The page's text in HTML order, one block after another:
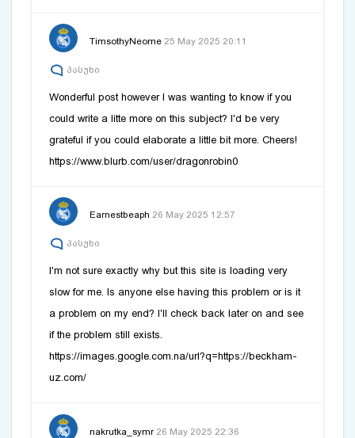
TimsothyNeome 25 May 2025 20:11
პასუხი
Wonderful post however I was wanting to know if you
could write a litte more on this subject? I'd be very
grateful if you could elaborate a little bit more. Cheers!
https://www.blurb.com/user/dragonrobin0
Earnestbeaph 26 May 2025 12:57
პასუხი
I'm not sure exactly why but this site is loading very
slow for me. Is anyone else having this problem or is it
a problem on my end? I'll check back later on and see
if the problem still exists.
https://images.google.com.na/url?q=https://beckham-
uz.com/
nakrutka_symr 26 May 2025 22:36